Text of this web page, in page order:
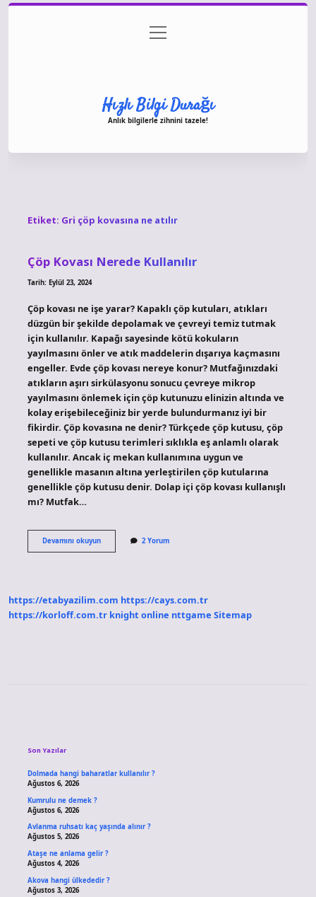
Gizlilik Politikası
menüyü
aç
Hızlı Bilgi Durağı
Anlık bilgilerle zihnini tazele!
Etiket: Gri çöp kovasına ne atılır
Çöp Kovası Nerede Kullanılır
Tarih: Eylül 23, 2024
Çöp kovası ne işe yarar? Kapaklı çöp kutuları, atıkları
düzgün bir şekilde depolamak ve çevreyi temiz tutmak
için kullanılır. Kapağı sayesinde kötü kokuların
yayılmasını önler ve atık maddelerin dışarıya kaçmasını
engeller. Evde çöp kovası nereye konur? Mutfağınızdaki
atıkların aşırı sirkülasyonu sonucu çevreye mikrop
yayılmasını önlemek için çöp kutunuzu elinizin altında ve
kolay erişebileceğiniz bir yerde bulundurmanız iyi bir
fikirdir. Çöp kovasına ne denir? Türkçede çöp kutusu, çöp
sepeti ve çöp kutusu terimleri sıklıkla eş anlamlı olarak
kullanılır. Ancak iç mekan kullanımına uygun ve
genellikle masanın altına yerleştirilen çöp kutularına
genellikle çöp kutusu denir. Dolap içi çöp kovası kullanışlı
mı? Mutfak…
Devamını okuyunÇöp
Kovası
2 Yorum
https://etabyazilim.com https://cays.com.tr
https://korloff.com.tr knight online nttgame Sitemap
Son Yazılar
Dolmada hangi baharatlar kullanılır ?
Ağustos 6, 2026
Kumrulu ne demek ?
Ağustos 6, 2026
Avlanma ruhsatı kaç yaşında alınır ?
Ağustos 5, 2026
Ataşe ne anlama gelir ?
Ağustos 4, 2026
Akova hangi ülkededir ?
Ağustos 3, 2026